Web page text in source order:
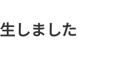
しました